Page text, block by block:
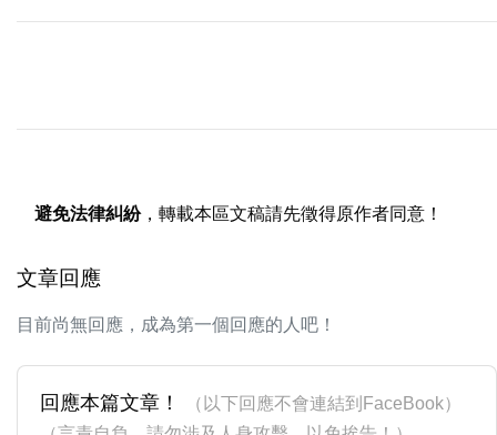
避免法律糾紛，轉載本區文稿請先徵得原作者同意！
文章回應
目前尚無回應，成為第一個回應的人吧！
回應本篇文章！
（以下回應不會連結到FaceBook）